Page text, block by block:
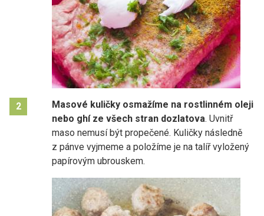
2
Masové kuličky osmažíme na rostlinném oleji
nebo ghí ze všech stran dozlatova. Uvnitř
maso nemusí být propečené. Kuličky následně
z pánve vyjmeme a položíme je na talíř vyložený
papírovým ubrouskem.